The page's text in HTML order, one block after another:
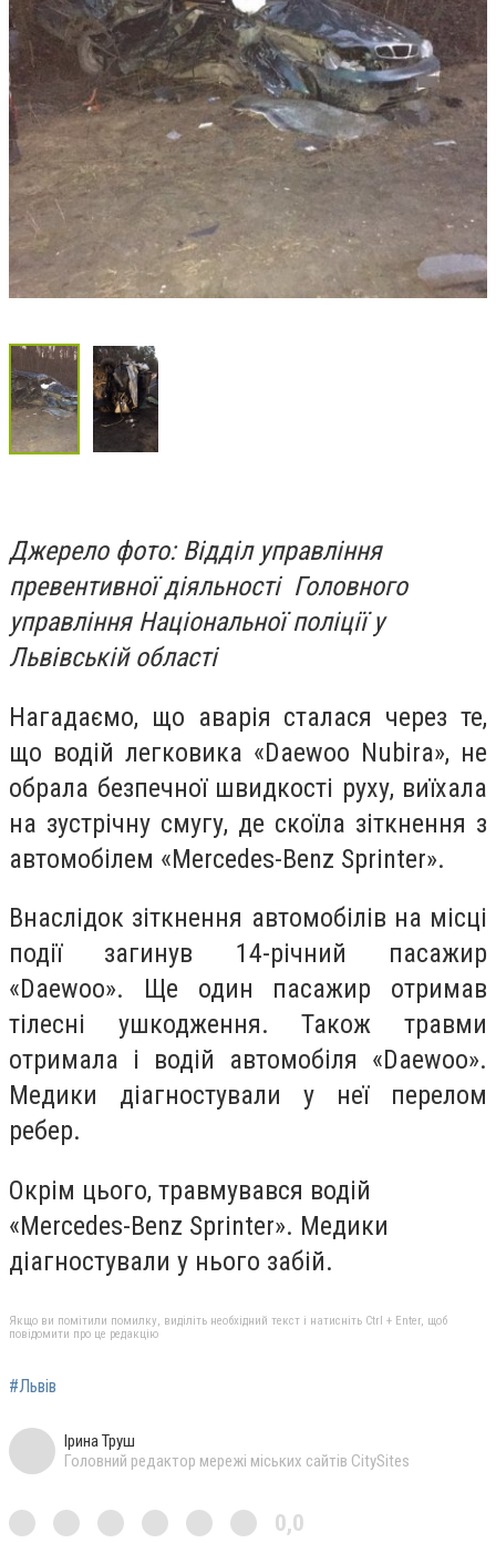
Джерело фото: Відділ управління
превентивної діяльності Головного
управління Національної поліції у
Львівській області
Нагадаємо, що аварія сталася через те,
що водій легковика «Daewoo Nubira», не
обрала безпечної швидкості руху, виїхала
на зустрічну смугу, де скоїла зіткнення з
автомобілем «Mercedes-Benz Sprinter».
Внаслідок зіткнення автомобілів на місці
події загинув 14-річний пасажир
«Daewoo». Ще один пасажир отримав
тілесні ушкодження. Також травми
отримала і водій автомобіля «Daewoo».
Медики діагностували у неї перелом
ребер.
Окрім цього, травмувався водій
«Mercedes-Benz Sprinter». Медики
діагностували у нього забій.
Якщо ви помітили помилку, виділіть необхідний текст і натисніть Ctrl + Enter, щоб
повідомити про це редакцію
#Львів
Ірина Труш
Головний редактор мережі міських сайтів CitySites
0,0